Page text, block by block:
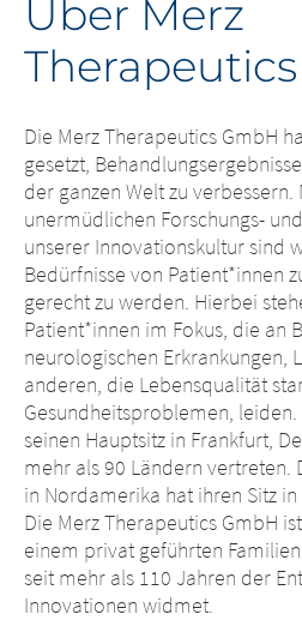
Über Merz
Therapeutics
Die Merz Therapeutics GmbH
gesetzt,
der ganzen Welt zu verbessern.
unermüdlichen Forschungs-
unserer Innovationskultur sind
Bedürfnisse von Patient*innen
gerecht zu werden. Hierbei
Patient*innen im Fokus, die an
neurologischen Erkrankungen,
anderen, die Lebensqualität
Gesundheitsproblemen,
seinen Hauptsitz in Frankfurt,
mehr als 90 Ländern vertreten.
in Nordamerika hat ihren Sitz
Die Merz Therapeutics GmbH
einem privat geführten
seit mehr als 110 Jahren der
Innovationen widmet.
nun diese
Sie verlassen nun diese
der Inhalte der folgenden
dort eingerichteten
Websites hat die Merz
keinerlei
Therapeutics GmbH
Verantwortung für die
Websites oder die Folgen
durch Besuchende. Wir
unverzüglich über
den verlinkten Websites
EXIT
CONTINUE TOURL
Sie
nun diese
Sie verlassen nun
Inhalte der folgenden
der Muttergesellschaft
anderen verbundenen
betrieben werden,
Website eingerichtete
anderen Websites
gesetzlichen
Landes, in dem die
wird. Die Merz
übernimmt keinerlei
die Inhalte dieser
Folgen ihrer Nutzung
Besuchende. Wir
unverzüglich über
auf den verlinkten
unterrichten.